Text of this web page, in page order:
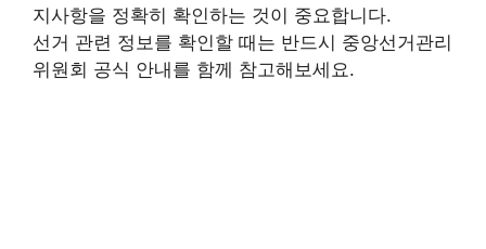
지사항을 정확히 확인하는 것이 중요합니다.
선거 관련 정보를 확인할 때는 반드시 중앙선거관리
위원회 공식 안내를 함께 참고해보세요.